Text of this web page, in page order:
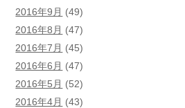
2016年9月 (49)
2016年8月 (47)
2016年7月 (45)
2016年6月 (47)
2016年5月 (52)
2016年4月 (43)